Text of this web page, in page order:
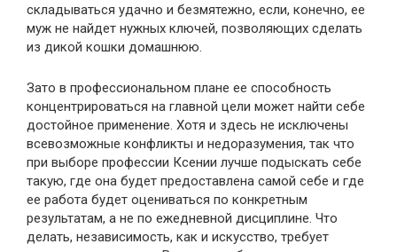
складываться удачно и безмятежно, если, конечно, ее
муж не найдет нужных ключей, позволяющих сделать
из дикой кошки домашнюю.
Зато в профессиональном плане ее способность
концентрироваться на главной цели может найти себе
достойное применение. Хотя и здесь не исключены
всевозможные конфликты и недоразумения, так что
при выборе профессии Ксении лучше подыскать себе
такую, где она будет предоставлена самой себе и где
ее работа будет оцениваться по конкретным
результатам, а не по ежедневной дисциплине. Что
делать, независимость, как и искусство, требует